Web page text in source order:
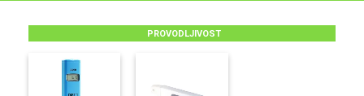
PROVODLJIVOST